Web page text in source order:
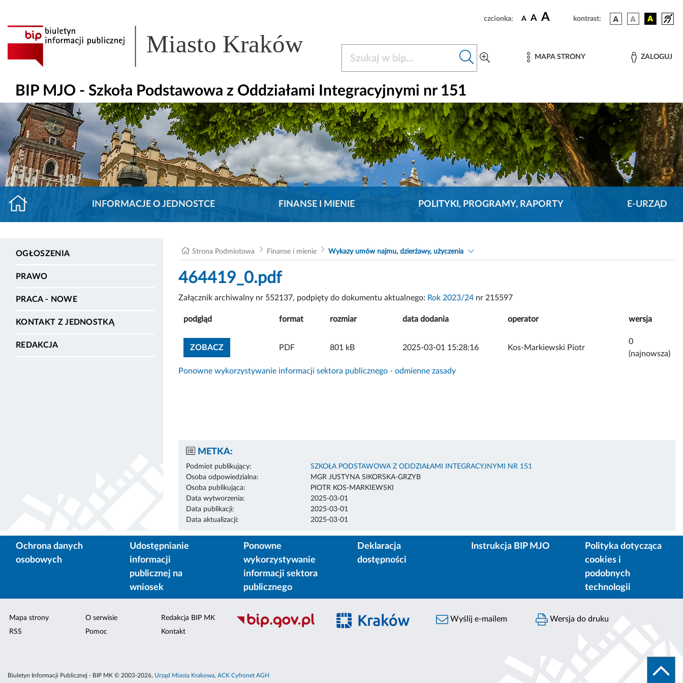
czcionka: A A A kontrast:
Miasto Kraków MAPA STRONY ZALOGUJ
BIP MJO - Szkoła Podstawowa z Oddziałami Integracyjnymi nr 151
INFORMACJE O JEDNOSTCE FINANSE I MIENIE POLITYKI, PROGRAMY, RAPORTY E-URZĄD
OGŁOSZENIA
PRAWO
PRACA - NOWE
KONTAKT Z JEDNOSTKĄ
REDAKCJA
Strona Podmiotowa Finanse i mienie Wykazy umów najmu, dzierżawy, użyczenia
464419_0.pdf
Załącznik archiwalny nr 552137, podpięty do dokumentu aktualnego: Rok 2023/24 nr 215597
podgląd format rozmiar data dodania operator wersja
ZOBACZZOBACZ ZAŁĄCZNIK
PDF 801 kB 2025-03-01 15:28:16 Kos-Markiewski Piotr
0
(najnowsza)
Ponowne wykorzystywanie informacji sektora publicznego - odmienne zasady
METKA:
Podmiot publikujący:
SZKOŁA PODSTAWOWA Z ODDZIAŁAMI INTEGRACYJNYMI NR 151
Osoba odpowiedzialna:
MGR JUSTYNA SIKORSKA-GRZYB
Osoba publikująca:
PIOTR KOS-MARKIEWSKI
Data wytworzenia:
2025-03-01
Data publikacji:
2025-03-01
Data aktualizacji:
2025-03-01
Ochrona danych
osobowych
Udostępnianie
informacji
publicznej na
wniosek
Ponowne
wykorzystywanie
informacji sektora
publicznego
Deklaracja
dostępności
Instrukcja BIP MJO
Polityka dotycząca
cookies i
podobnych
technologii
Mapa strony
RSS
O serwisie
Pomoc
Redakcja BIP MK
Kontakt
Wyślij e-mailem Wersja do druku
Biuletyn Informacji Publicznej - BIP MK © 2003-2026, Urząd Miasta Krakowa, ACK Cyfronet AGH